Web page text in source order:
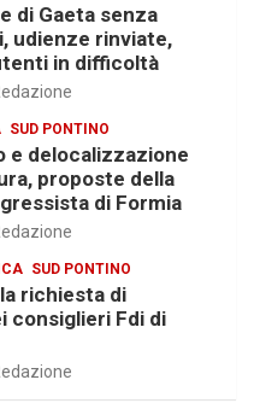
di Gaeta senza
udienze rinviate,
in difficoltà
SUD PONTINO
e delocalizzazione
proposte della
di Formia
SUD PONTINO
richiesta di
consiglieri Fdi di